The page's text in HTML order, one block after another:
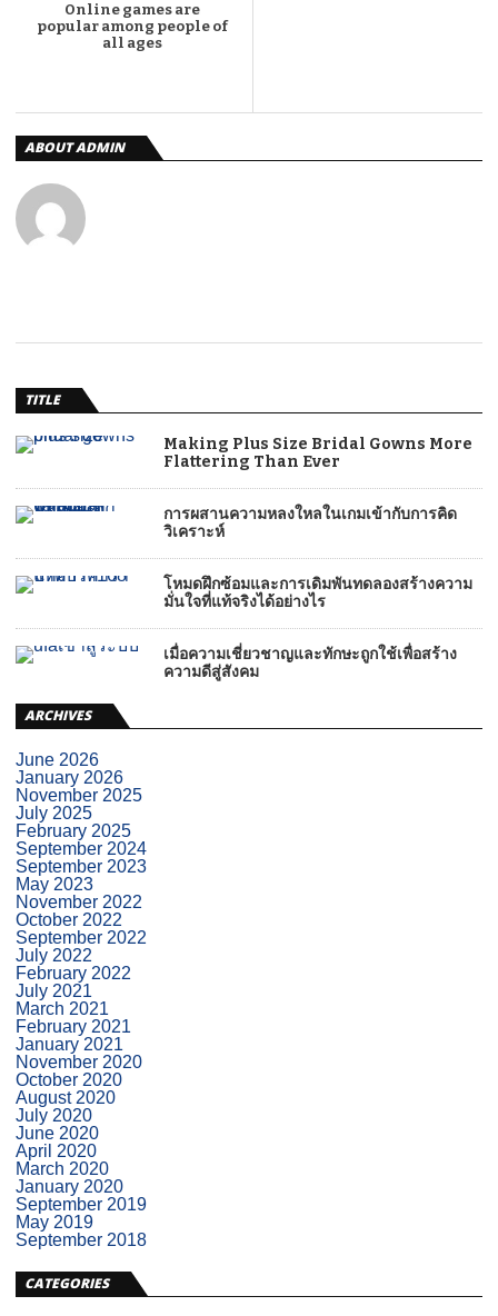
Online games are
popular among people of
all ages
ABOUT ADMIN
TITLE
Making Plus Size Bridal Gowns More
Flattering Than Ever
การผสานความหลงใหลในเกมเข้ากับการคิด
วิเคราะห์
โหมดฝึกซ้อมและการเดิมพันทดลองสร้างความ
มั่นใจที่แท้จริงได้อย่างไร
เมื่อความเชี่ยวชาญและทักษะถูกใช้เพื่อสร้าง
ความดีสู่สังคม
ARCHIVES
June 2026
January 2026
November 2025
July 2025
February 2025
September 2024
September 2023
May 2023
November 2022
October 2022
September 2022
July 2022
February 2022
July 2021
March 2021
February 2021
January 2021
November 2020
October 2020
August 2020
July 2020
June 2020
April 2020
March 2020
January 2020
September 2019
May 2019
September 2018
CATEGORIES